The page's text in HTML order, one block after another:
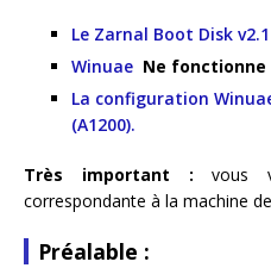
Le Zarnal Boot Disk v2.1
Winuae Ne fonctionne
La configuration
(A1200).
Très important : vous
correspondante à la machine
Préalable :